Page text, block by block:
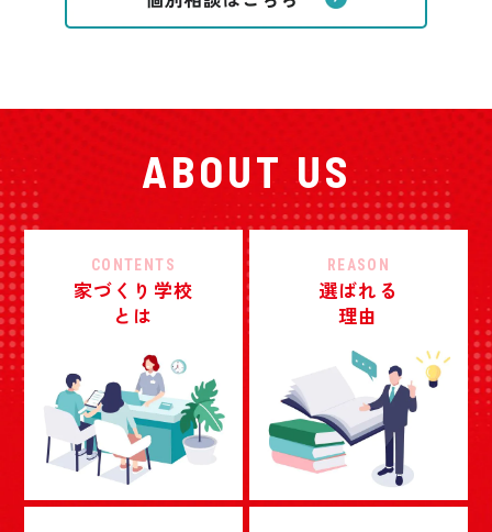
ABOUT US
CONTENTS
家づくり学校
とは
REASON
選ばれる
理由